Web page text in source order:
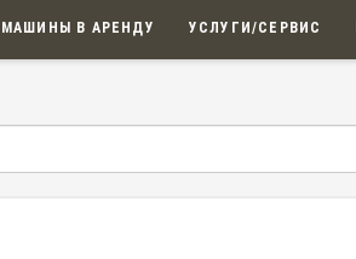
В АРЕНДУ УСЛУГИ/СЕРВИС